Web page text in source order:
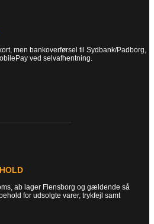
men bankoverførsel til Sydbank/Padborg,
ved selvafhentning.
ab lager Flensborg og gældende så
for udsolgte varer, trykfejl samt